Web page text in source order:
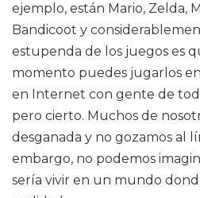
ejemplo, están Mario, Zelda,
Bandicoot y
estupenda de los juegos es
momento puedes jugarlos
en Internet con gente de
pero cierto. Muchos de
desganada y no gozamos al
embargo, no podemos
sería vivir en un mundo